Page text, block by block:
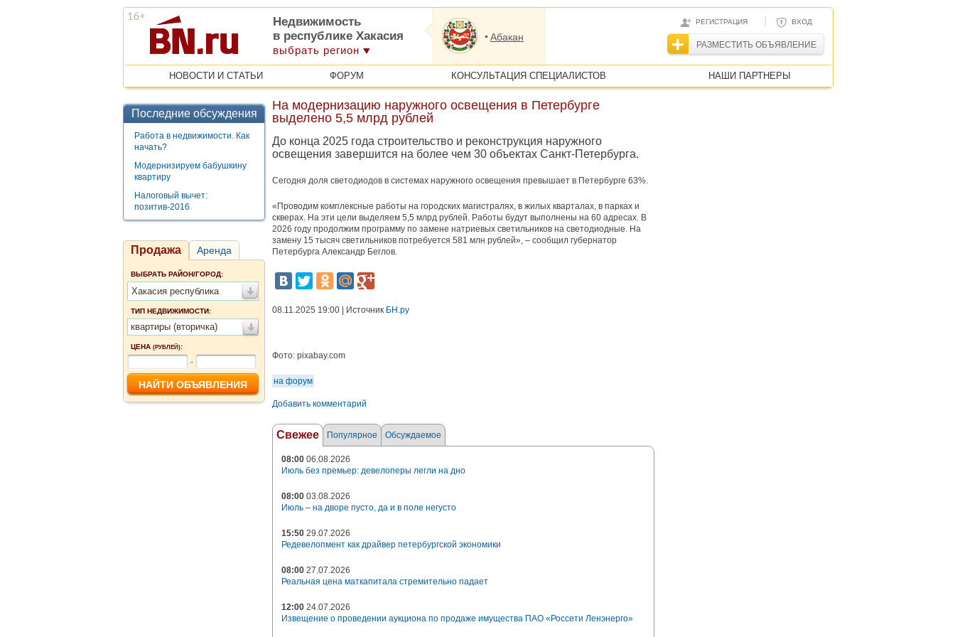
РЕГИСТРАЦИЯ | ВХОД
РАЗМЕСТИТЬ ОБЪЯВЛЕНИЕ
Недвижимость
в республике Хакасия
выбрать регион
Абакан
НОВОСТИ И СТАТЬИ ФОРУМ КОНСУЛЬТАЦИЯ СПЕЦИАЛИСТОВ НАШИ ПАРТНЕРЫ
Последние обсуждения
Работа в недвижимости. Как
начать?
Модернизируем бабушкину
квартиру
Налоговый вычет:
позитив-2016
Продажа Аренда
ВЫБРАТЬ РАЙОН/ГОРОД:
Хакасия республика
ТИП НЕДВИЖИМОСТИ:
квартиры (вторичка)
ЦЕНА (РУБЛЕЙ):
-
На модернизацию наружного освещения в Петербурге
выделено 5,5 млрд рублей
До конца 2025 года строительство и реконструкция наружного
освещения завершится на более чем 30 объектах Санкт-Петербурга.
Сегодня доля светодиодов в системах наружного освещения превышает в Петербурге 63%.
«Проводим комплексные работы на городских магистралях, в жилых кварталах, в парках и
скверах. На эти цели выделяем 5,5 млрд рублей. Работы будут выполнены на 60 адресах. В
2026 году продолжим программу по замене натриевых светильников на светодиодные. На
замену 15 тысяч светильников потребуется 581 млн рублей», – сообщил губернатор
Петербурга Александр Беглов.
08.11.2025 19:00 | Источник БН.ру
Фото: pixabay.com
на форум
Добавить комментарий
Свежее Популярное Обсуждаемое
08:00 06.08.2026
Июль без премьер: девелоперы легли на дно
08:00 03.08.2026
Июль – на дворе пусто, да и в поле негусто
15:50 29.07.2026
Редевелопмент как драйвер петербургской экономики
08:00 27.07.2026
Реальная цена маткапитала стремительно падает
12:00 24.07.2026
Извещение о проведении аукциона по продаже имущества ПАО «Россети Ленэнерго»